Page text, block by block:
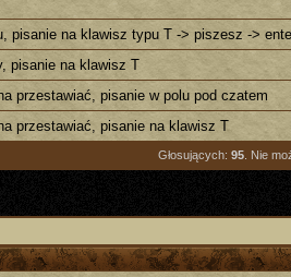
pisanie na klawisz typu T -> piszesz ->
pisanie na klawisz T
przestawiać, pisanie w polu pod czatem
przestawiać, pisanie na klawisz T
Głosujących: 95 . Nie